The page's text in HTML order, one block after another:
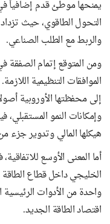
يمنحها موطئ قدم إضافياً
التحول الطاقوي، حيث
والربط مع الطلب الصناعي.
الموافقات التنظيمية
إلى محفظتها الأوروبية
وإمكانات النمو
هيكلها المالي وتدوير جزء
أما المعنى الأوسع
الخليجي داخل قطاع
واحدة من الأدوات
اقتصاد الطاقة الجديد.